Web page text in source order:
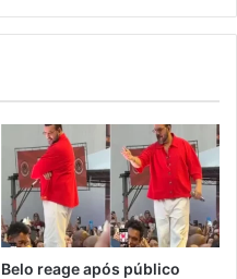
Belo reage após público